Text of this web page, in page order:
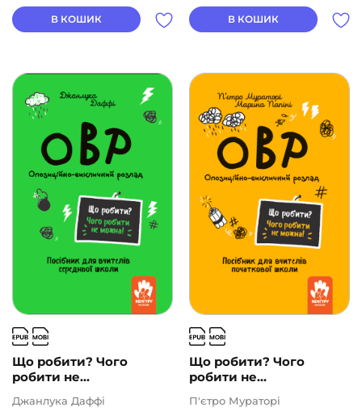
В КОШИК В КОШИК
Що робити? Чого
робити не...
Джанлука Даффі
Що робити? Чого
робити не...
П'єтро Мураторі